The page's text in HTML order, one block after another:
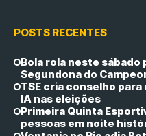
POSTS RECENTES
Bola rola neste
Segundona do
TSE cria conselho
IA nas eleições
Primeira Quinta
pessoas em noite